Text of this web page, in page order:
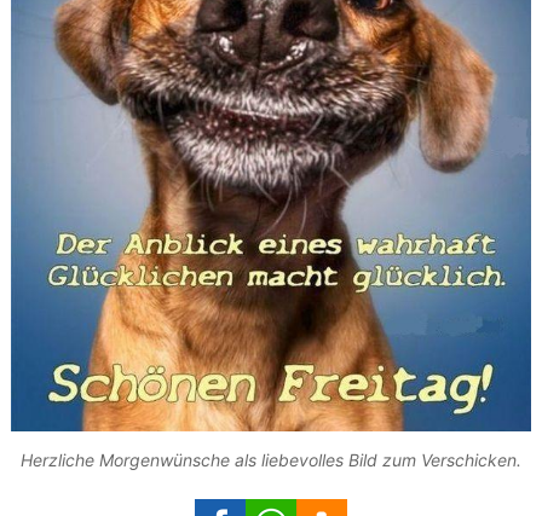
Herzliche Morgenwünsche als liebevolles Bild zum Verschicken.